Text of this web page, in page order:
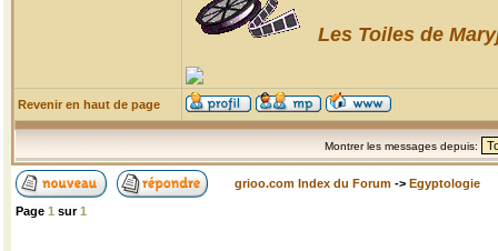
Les Toiles de
Revenir en haut de page
Montrer les messages depuis:
grioo.com Index du Forum -> Egyptologie
Page 1 sur1